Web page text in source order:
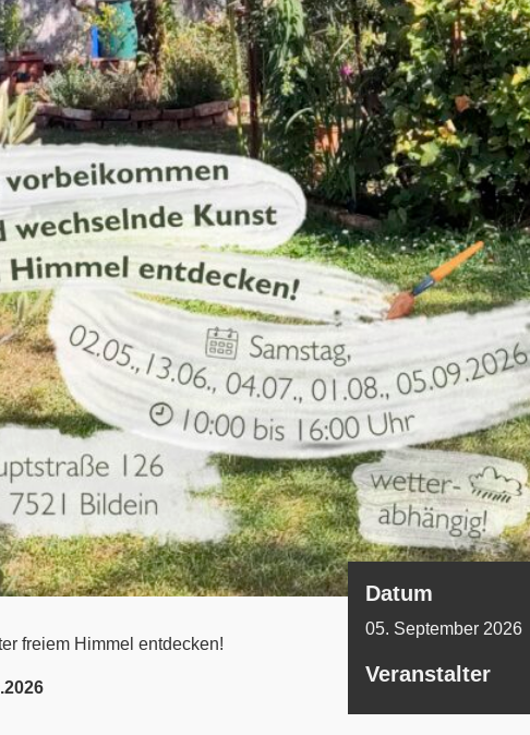
freiem Himmel entdecken!
Datum
05. September 2026
Veranstalter